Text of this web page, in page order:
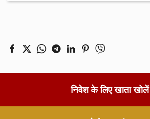
निवेश के लिए खाता खोलें